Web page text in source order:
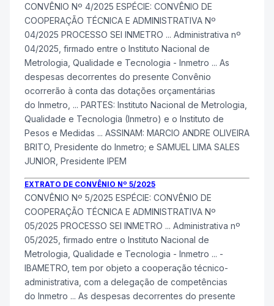
CONVÊNIO Nº 4/2025 ESPÉCIE: CONVÊNIO DE
COOPERAÇÃO TÉCNICA E ADMINISTRATIVA Nº
04/2025 PROCESSO SEI INMETRO ... Administrativa nº
04/2025, firmado entre o Instituto Nacional de
Metrologia, Qualidade e Tecnologia - Inmetro ... As
despesas decorrentes do presente Convênio
ocorrerão à conta das dotações orçamentárias
do Inmetro , ... PARTES: Instituto Nacional de Metrologia,
Qualidade e Tecnologia (Inmetro) e o Instituto de
Pesos e Medidas ... ASSINAM: MARCIO ANDRE OLIVEIRA
BRITO, Presidente do Inmetro; e SAMUEL LIMA SALES
JUNIOR, Presidente IPEM
EXTRATO DE CONVÊNIO Nº 5/2025
CONVÊNIO Nº 5/2025 ESPÉCIE: CONVÊNIO DE
COOPERAÇÃO TÉCNICA E ADMINISTRATIVA Nº
05/2025 PROCESSO SEI INMETRO ... Administrativa nº
05/2025, firmado entre o Instituto Nacional de
Metrologia, Qualidade e Tecnologia - Inmetro ... -
IBAMETRO, tem por objeto a cooperação técnico-
administrativa, com a delegação de competências
do Inmetro ... As despesas decorrentes do presente